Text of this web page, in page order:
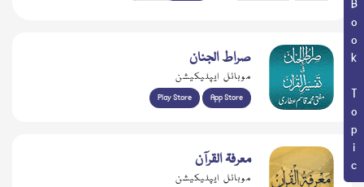
Book Topic صراط الجنان
موبائل ایپلیکیشن
Play Store App Store
معرفۃ القرآن
موبائل ایپلیکیشن